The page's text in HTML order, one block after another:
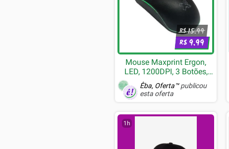
R$15.99
R$ 9.99
Mouse Maxprint Ergon,
LED, 1200DPI, 3 Botões,
USB, Preto - 60000138
Êba, Oferta™publicou
esta oferta
1h